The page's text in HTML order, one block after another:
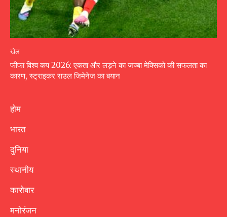
खेल
फीफा विश्व कप 2026: एकता और लड़ने का जज्बा मेक्सिको की सफलता का
कारण, स्ट्राइकर राउल जिमेनेज का बयान
होम
भारत
दुनिया
स्थानीय
कारोबार
मनोरंजन